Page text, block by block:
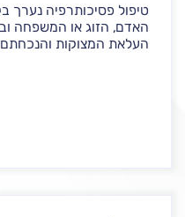
טיפול פסיכותרפיה נערך
האדם, הזוג או המשפחה
העלאת המצוקות והנכחתם